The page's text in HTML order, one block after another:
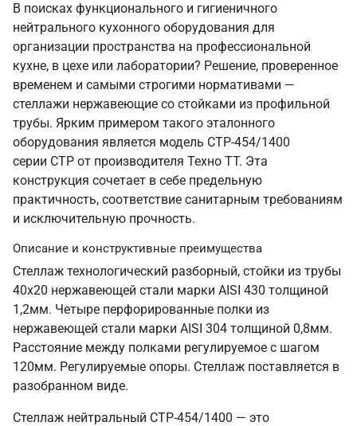
В поисках функционального и гигиеничного
нейтрального кухонного оборудования для
организации пространства на профессиональной
кухне, в цехе или лаборатории? Решение, проверенное
временем и самыми строгими нормативами —
стеллажи нержавеющие со стойками из профильной
трубы. Ярким примером такого эталонного
оборудования является модель СТР-454/1400
серии СТР от производителя Техно ТТ. Эта
конструкция сочетает в себе предельную
практичность, соответствие санитарным требованиям
и исключительную прочность.
Описание и конструктивные преимущества
Стеллаж технологический разборный, стойки из трубы
40х20 нержавеющей стали марки AISI 430 толщиной
1,2мм. Четыре перфорированные полки из
нержавеющей стали марки AISI 304 толщиной 0,8мм.
Расстояние между полками регулируемое с шагом
120мм. Регулируемые опоры. Стеллаж поставляется в
разобранном виде.
Стеллаж нейтральный СТР-454/1400 — это